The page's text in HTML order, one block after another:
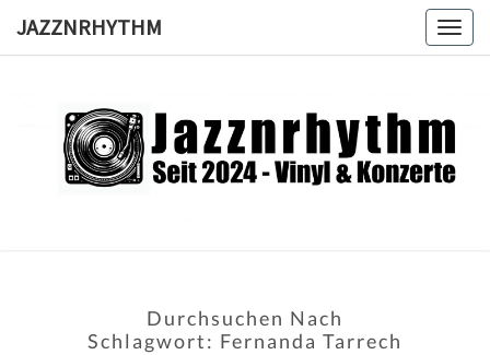
JAZZNRHYTHM
Seit
2024 –
Durchsuchen Nach
Schlagwort: Fernanda Tarrech